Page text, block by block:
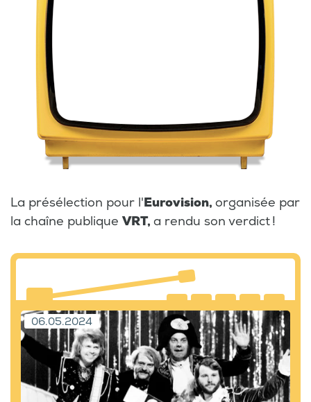
La présélection pour l'Eurovision, organisée par
la chaîne publique VRT, a rendu son verdict !
06.05.2024